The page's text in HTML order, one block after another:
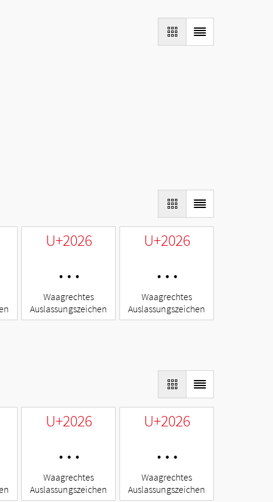
U+2026
…
Waagrechtes
Auslassungszeichen
U+2026
…
Waagrechtes
Auslassungszeichen
U+2026
…
Waagrechtes
Auslassungszeichen
U+2026
…
Waagrechtes
Auslassungszeichen